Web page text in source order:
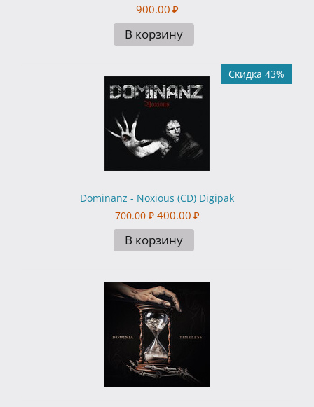
900.00 ₽
В корзину
Скидка 43%
Dominanz - Noxious (CD) Digipak
700.00 ₽ 400.00 ₽
В корзину